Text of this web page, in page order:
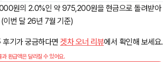
원의 2.0%인 약 975,200원을 현금으로 돌려받아
이번 달 26년 7월 기준)
기가 궁금하다면 겟차 오너 리뷰에서 확인해 보세요.
환급액은 달라질 수 있어요.